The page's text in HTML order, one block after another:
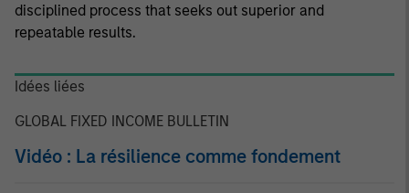
disciplined process that seeks out superior and
repeatable results.
Idées liées
GLOBAL FIXED INCOME BULLETIN
Vidéo : La résilience comme fondement